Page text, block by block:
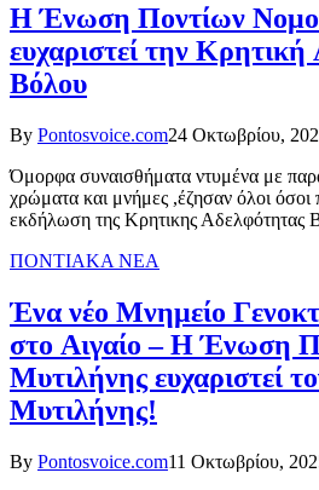
Η Ένωση Ποντίων
ευχαριστεί την
Βόλου
By Pontosvoice.com24 Οκτωβρίου,
Όμορφα συναισθήματα ντυμένα με
χρώματα και μνήμες ,έζησαν όλοι
εκδήλωση της Κρητικης
ΠΟΝΤΙΑΚΑ ΝΕΑ
Ένα νέο Μνημείο
στο Αιγαίο – Η Ένωση
Μυτιλήνης ευχαριστεί
Μυτιλήνης!
By Pontosvoice.com11 Οκτωβρίου,